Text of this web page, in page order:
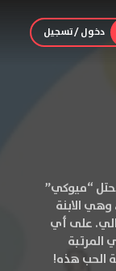
دخول / تسجيل
“ميوكي”
الابنة
على أي
المرتبة
الحب هذه!